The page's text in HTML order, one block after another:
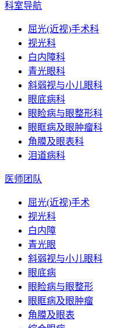
科室导航
屈光(近视)手术科
视光科
白内障科
青光眼科
斜弱视与小儿眼科
眼底病科
眼睑病与眼整形科
眼眶病及眼肿瘤科
角膜及眼表科
泪道病科
医师团队
屈光(近视)手术
视光科
白内障
青光眼
斜弱视与小儿眼科
眼底病
眼睑病与眼整形
眼眶病及眼肿瘤
角膜及眼表